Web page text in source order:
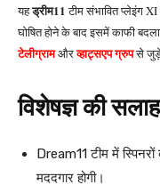
यहड्रीम11टीम संभावित प्लेइंग
घोषित होने के बाद इसमें काफी
टेलीग्रामऔरव्हाट्सएप ग्रुपसे जुड़ें
विशेषज्ञ की
Dream11 टीम में स्पिनरों
मददगार होगी।